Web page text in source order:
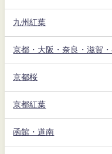
九州紅葉
京都・大阪・奈良・滋賀
京都桜
京都紅葉
函館・道南